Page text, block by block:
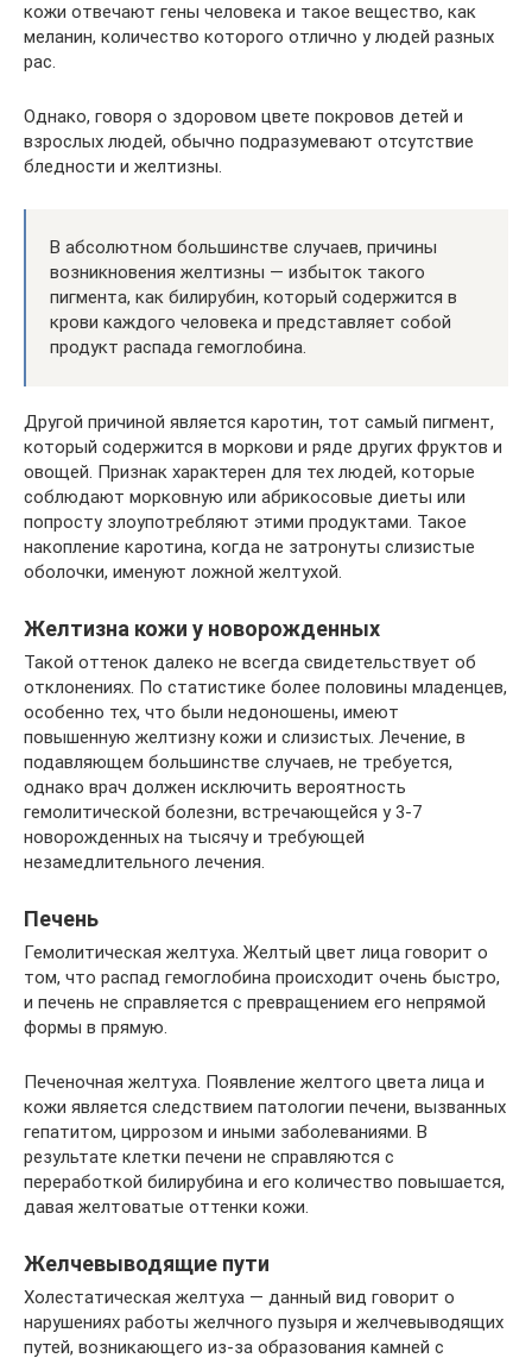
кожи отвечают гены человека и такое вещество, как
меланин, количество которого отлично у людей разных
рас.
Однако, говоря о здоровом цвете покровов детей и
взрослых людей, обычно подразумевают отсутствие
бледности и желтизны.
В абсолютном большинстве случаев, причины
возникновения желтизны — избыток такого
пигмента, как билирубин, который содержится в
крови каждого человека и представляет собой
продукт распада гемоглобина.
Другой причиной является каротин, тот самый пигмент,
который содержится в моркови и ряде других фруктов и
овощей. Признак характерен для тех людей, которые
соблюдают морковную или абрикосовые диеты или
попросту злоупотребляют этими продуктами. Такое
накопление каротина, когда не затронуты слизистые
оболочки, именуют ложной желтухой.
Желтизна кожи у новорожденных
Такой оттенок далеко не всегда свидетельствует об
отклонениях. По статистике более половины младенцев,
особенно тех, что были недоношены, имеют
повышенную желтизну кожи и слизистых. Лечение, в
подавляющем большинстве случаев, не требуется,
однако врач должен исключить вероятность
гемолитической болезни, встречающейся у 3-7
новорожденных на тысячу и требующей
незамедлительного лечения.
Печень
Гемолитическая желтуха. Желтый цвет лица говорит о
том, что распад гемоглобина происходит очень быстро,
и печень не справляется с превращением его непрямой
формы в прямую.
Печеночная желтуха. Появление желтого цвета лица и
кожи является следствием патологии печени, вызванных
гепатитом, циррозом и иными заболеваниями. В
результате клетки печени не справляются с
переработкой билирубина и его количество повышается,
давая желтоватые оттенки кожи.
Желчевыводящие пути
Холестатическая желтуха — данный вид говорит о
нарушениях работы желчного пузыря и желчевыводящих
путей, возникающего из-за образования камней с